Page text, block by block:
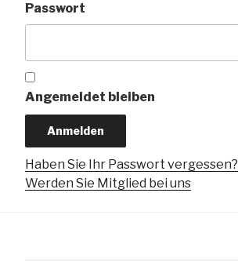
Passwort
Angemeldet bleiben
Haben Sie Ihr Passwort vergessen?
Werden Sie Mitglied bei uns